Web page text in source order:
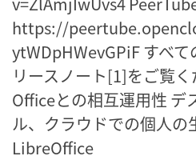
https://
ytWDpHWevGPiF すべ
リースノート[1]をご覧
Officeとの相互運用性 デ
ル、クラウドでの個人の
LibreOffice